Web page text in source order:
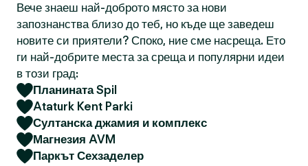
Вече знаеш най-доброто място за нови
запознанства близо до теб, но къде ще заведеш
новите си приятели? Споко, ние сме насреща. Ето
ги най-добрите места за среща и популярни идеи
в този град:
Планината Spil
Ataturk Kent Parki
Султанска джамия и комплекс
Магнезия AVM
Паркът Сехзаделер